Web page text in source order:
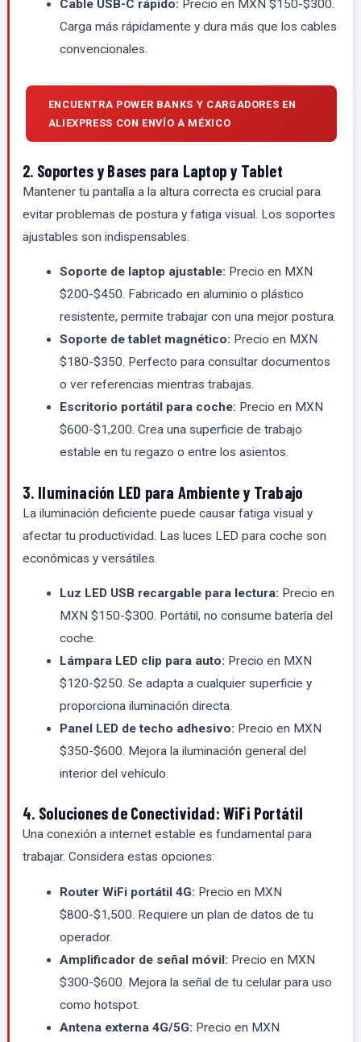
Cable USB-C rápido: Precio en MXN $150-$300.
Carga más rápidamente y dura más que los cables
convencionales.
ENCUENTRA POWER BANKS Y CARGADORES EN
ALIEXPRESS CON ENVÍO A MÉXICO
2. Soportes y Bases para Laptop y Tablet
Mantener tu pantalla a la altura correcta es crucial para
evitar problemas de postura y fatiga visual. Los soportes
ajustables son indispensables.
Soporte de laptop ajustable: Precio en MXN
$200-$450. Fabricado en aluminio o plástico
resistente, permite trabajar con una mejor postura.
Soporte de tablet magnético: Precio en MXN
$180-$350. Perfecto para consultar documentos
o ver referencias mientras trabajas.
Escritorio portátil para coche: Precio en MXN
$600-$1,200. Crea una superficie de trabajo
estable en tu regazo o entre los asientos.
3. Iluminación LED para Ambiente y Trabajo
La iluminación deficiente puede causar fatiga visual y
afectar tu productividad. Las luces LED para coche son
económicas y versátiles.
Luz LED USB recargable para lectura: Precio en
MXN $150-$300. Portátil, no consume batería del
coche.
Lámpara LED clip para auto: Precio en MXN
$120-$250. Se adapta a cualquier superficie y
proporciona iluminación directa.
Panel LED de techo adhesivo: Precio en MXN
$350-$600. Mejora la iluminación general del
interior del vehículo.
4. Soluciones de Conectividad: WiFi Portátil
Una conexión a internet estable es fundamental para
trabajar. Considera estas opciones:
Router WiFi portátil 4G: Precio en MXN
$800-$1,500. Requiere un plan de datos de tu
operador.
Amplificador de señal móvil: Precio en MXN
$300-$600. Mejora la señal de tu celular para uso
como hotspot.
Antena externa 4G/5G: Precio en MXN